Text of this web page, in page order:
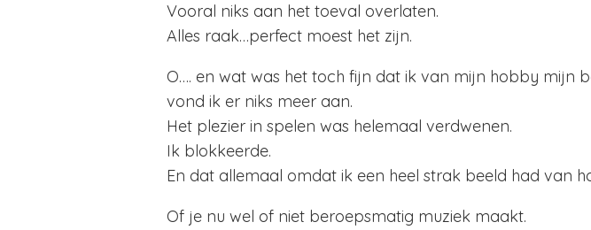
Vooral niks aan het toeval overlaten.
Alles raak…perfect moest het zijn.
O…. en wat was het toch fijn dat ik van mijn hobby mijn
vond ik er niks meer aan.
Het plezier in spelen was helemaal verdwenen.
Ik blokkeerde.
En dat allemaal omdat ik een heel strak beeld had van
Of je nu wel of niet beroepsmatig muziek maakt.